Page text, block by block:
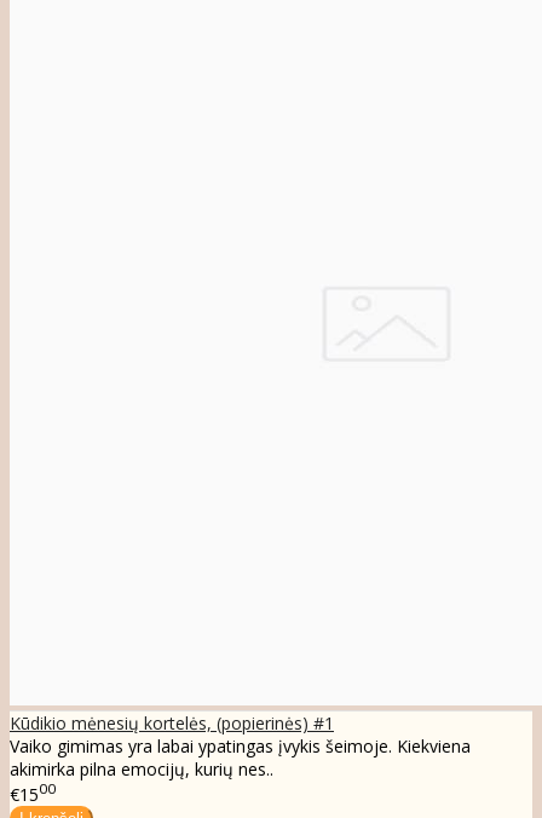
Kūdikio mėnesių kortelės, (popierinės) #1
Vaiko gimimas yra labai ypatingas įvykis šeimoje. Kiekviena
akimirka pilna emocijų, kurių nes..
€1500